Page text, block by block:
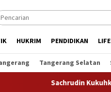
HUKRIM PENDIDIKAN
Tangerang Selatan
Kukuhkan Pengurus IPSM,